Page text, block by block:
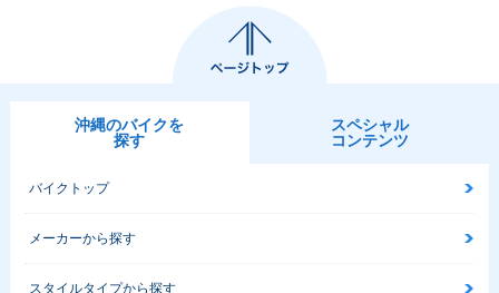
沖縄のバイクを
探す
スペシャル
コンテンツ
バイクトップ
メーカーから探す
スタイルタイプから探す